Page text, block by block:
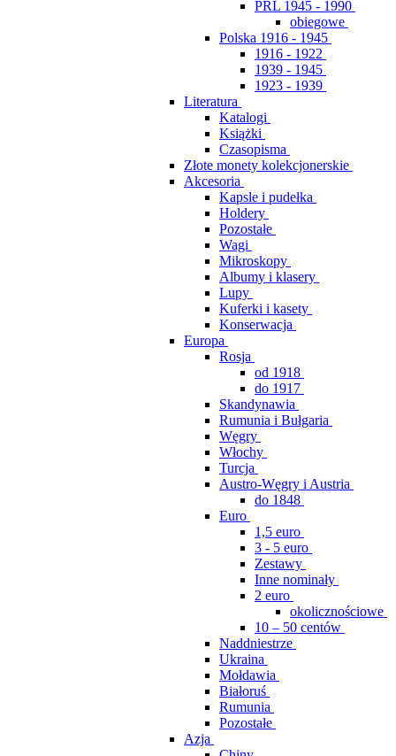
PRL 1945 - 1990
obiegowe
Polska 1916 - 1945
1916 - 1922
1939 - 1945
1923 - 1939
Literatura
Katalogi
Książki
Czasopisma
Złote monety kolekcjonerskie
Akcesoria
Kapsle i pudełka
Holdery
Pozostałe
Wagi
Mikroskopy
Albumy i klasery
Lupy
Kuferki i kasety
Konserwacja
Europa
Rosja
od 1918
do 1917
Skandynawia
Rumunia i Bułgaria
Węgry
Włochy
Turcja
Austro-Węgry i Austria
do 1848
Euro
1,5 euro
3 - 5 euro
Zestawy
Inne nominały
2 euro
okolicznościowe
10 – 50 centów
Naddniestrze
Ukraina
Mołdawia
Białoruś
Rumunia
Pozostałe
Azja